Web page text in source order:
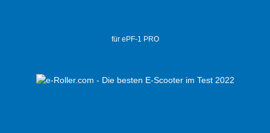
für ePF-1 PRO